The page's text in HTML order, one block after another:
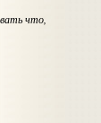
что